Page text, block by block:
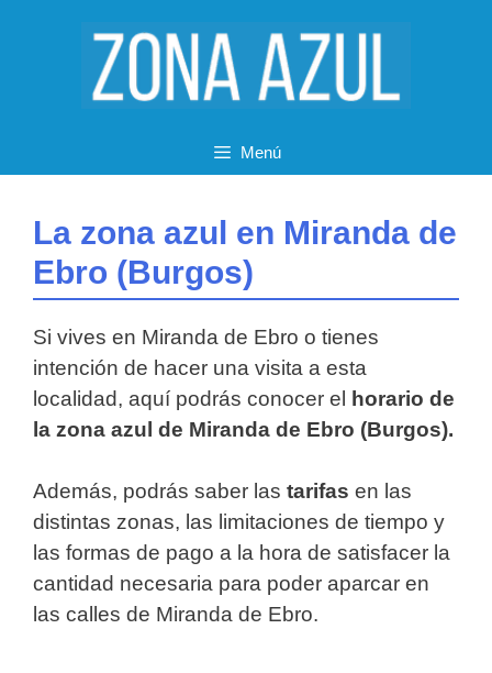
Menú
La zona azul en Miranda de
Ebro (Burgos)
Si vives en Miranda de Ebro o tienes
intención de hacer una visita a esta
localidad, aquí podrás conocer el horario de
la zona azul de Miranda de Ebro (Burgos).
Además, podrás saber las tarifas en las
distintas zonas, las limitaciones de tiempo y
las formas de pago a la hora de satisfacer la
cantidad necesaria para poder aparcar en
las calles de Miranda de Ebro.